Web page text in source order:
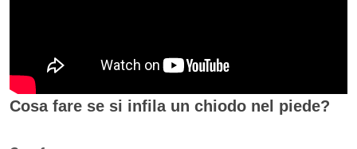
Cosa fare se si infila un chiodo nel piede?